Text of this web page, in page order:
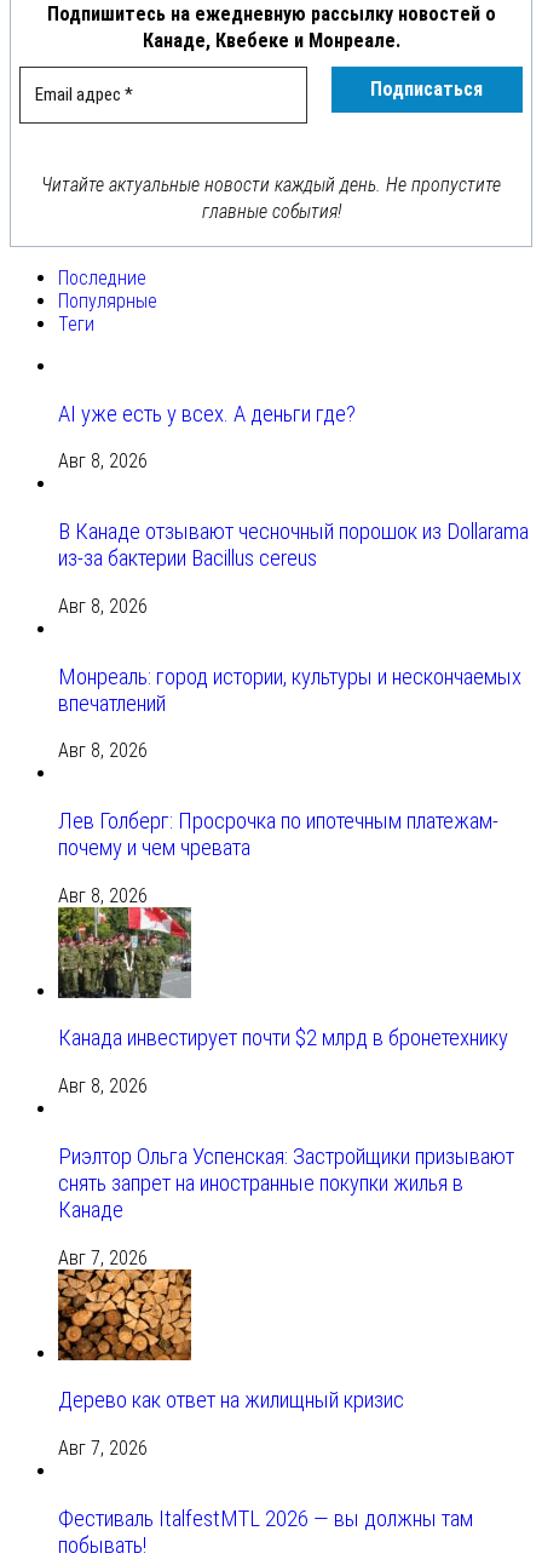
Подпишитесь на ежедневную рассылку новостей о
Канаде, Квебеке и Монреале.
Читайте актуальные новости каждый день. Не пропустите
главные события!
Последние
Популярные
Теги
AI уже есть у всех. А деньги где?
Авг 8, 2026
В Канаде отзывают чесночный порошок из Dollarama
из-за бактерии Bacillus cereus
Авг 8, 2026
Монреаль: город истории, культуры и нескончаемых
впечатлений
Авг 8, 2026
Лев Голберг: Просрочка по ипотечным платежам-
почему и чем чревата
Авг 8, 2026
Канада инвестирует почти $2 млрд в бронетехнику
Авг 8, 2026
Риэлтор Ольга Успенская: Застройщики призывают
снять запрет на иностранные покупки жилья в
Канаде
Авг 7, 2026
Дерево как ответ на жилищный кризис
Авг 7, 2026
Фестиваль ItalfestMTL 2026 — вы должны там
побывать!